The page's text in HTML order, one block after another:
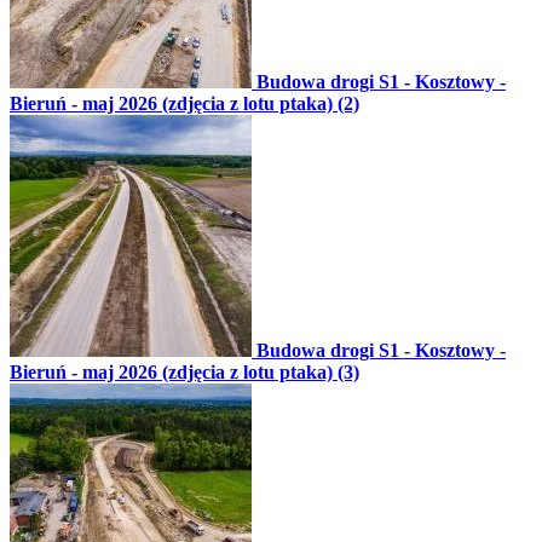
Budowa drogi S1 - Kosztowy -
Bieruń - maj 2026 (zdjęcia z lotu ptaka) (2)
Budowa drogi S1 - Kosztowy -
Bieruń - maj 2026 (zdjęcia z lotu ptaka) (3)